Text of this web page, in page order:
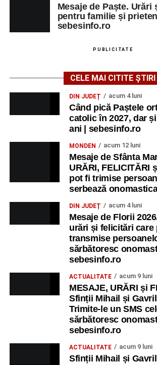
Mesaje de Paște. Urări
pentru familie și prieteni
sebesinfo.ro
PUBLICITATE
CELE MAI CITITE ȘTIRI
DIN JUDEȚ acum 4 luni
Când pică Paștele
catolic în 2027, dar
ani | sebesinfo.ro
MONDEN acum 12 luni
Mesaje de Sfânta
URĂRI, FELICITĂRI
pot fi trimise
serbează
DIN JUDEȚ acum 4 luni
Mesaje de Florii
urări și felicitări care
transmise
sărbătoresc
sebesinfo.ro
ACTUALITATE acum 9 luni
MESAJE, URĂRI și
Sfinții Mihail și
Trimite-le un SMS
sărbătoresc
sebesinfo.ro
ACTUALITATE acum 9 luni
Sfinții Mihail și